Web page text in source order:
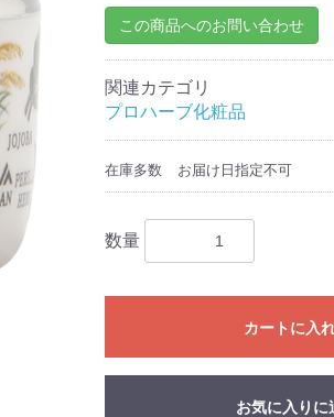
この商品へのお問い合わせ
関連カテゴリ
プロハーブ化粧品
在庫多数 お届け日指定不可
数量
カートに入
お気に入りに